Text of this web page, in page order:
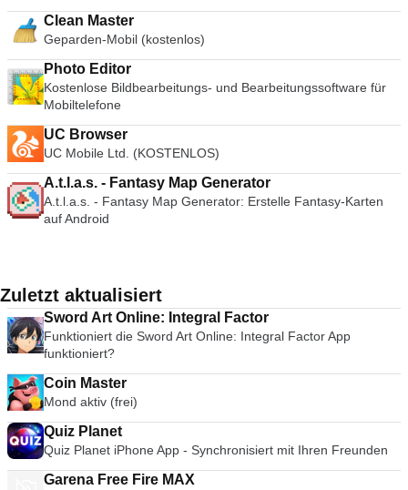
Clean Master
Geparden-Mobil (kostenlos)
Photo Editor
Kostenlose Bildbearbeitungs- und Bearbeitungssoftware für
Mobiltelefone
UC Browser
UC Mobile Ltd. (KOSTENLOS)
A.t.l.a.s. - Fantasy Map Generator
A.t.l.a.s. - Fantasy Map Generator: Erstelle Fantasy-Karten
auf Android
Zuletzt aktualisiert
Sword Art Online: Integral Factor
Funktioniert die Sword Art Online: Integral Factor App
funktioniert?
Coin Master
Mond aktiv (frei)
Quiz Planet
Quiz Planet iPhone App - Synchronisiert mit Ihren Freunden
Garena Free Fire MAX